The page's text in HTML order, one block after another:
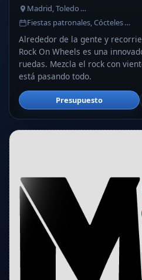
Madrid, Toledo …
Fiestas patronales, Cócteles …
Alrededor de la gente y
Rock On Wheels es una
ruedas. Mezcla el rock con
está pasando todo.
Presupuesto